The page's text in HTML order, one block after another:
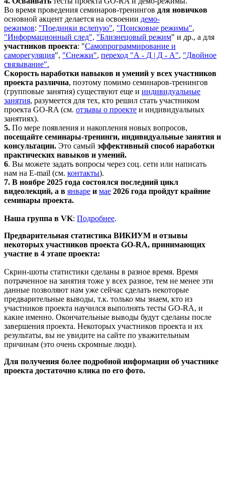
Во время проведения семинаров-тренингов для новичков
основной акцент делается на освоении демо-
режимов: "Поединки вслепую", "Поисковые режимы",
"Информационный след", "Близнецовый режим" и др., а для
участников проекта: "Самопрограммирование и
саморегуляция", "Снежки", переход "А - Д | Д - А", "Двойное
связывание".
Скорость наработки навыков и умений у всех участников
проекта различна, поэтому помимо семинаров-тренингов
(групповые занятия) существуют еще и индивидуальные
занятия, разумеется для тех, кто решил стать участником
проекта GO-RA (см. отзывы о проекте и индивидуальных
занятиях).
5. По мере появления и накопления новых вопросов,
посещайте семинары-тренинги, индивидуальные занятия и
консультации. Это самый эффективный способ наработки
практических навыков и умений.
6. Вы можете задать вопросы через соц. сети или написать
нам на E-mail (см. контакты).
7. В ноябре 2025 года состоялся последний цикл
видеолекций, а в январе и мае 2026 года пройдут крайние
семинары проекта.
Наша группа в VK: Подробнее.
Предварительная статистика ВИКИУМ и отзывы
некоторых участников проекта GO-RA, принимающих
участие в 4 этапе проекта:
Скрин-шоты статистики сделаны в разное время. Время
потраченное на занятия тоже у всех разное, тем не менее эти
данные позволяют нам уже сейчас сделать некоторые
предварительные выводы, т.к. только мы знаем, кто из
участников проекта научился выполнять тесты GO-RA, и
какие именно. Окончательные выводы будут сделаны после
завершения проекта. Некоторых участников проекта и их
результаты, вы не увидите на сайте по уважительным
причинам (это очень скромные люди).
Для получения более подробной информации об участнике
проекта достаточно клика по его фото.